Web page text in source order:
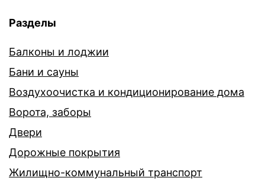
Разделы
Балконы и лоджии
Бани и сауны
Воздухоочистка и кондиционирование дома
Ворота, заборы
Двери
Дорожные покрытия
Жилищно-коммунальный транспорт